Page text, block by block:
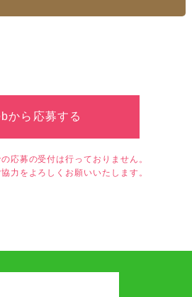
から応募する
応募の受付は行っておりません。
力をよろしくお願いいたします。